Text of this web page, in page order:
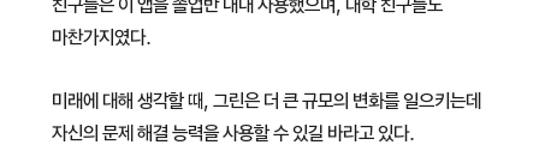
친구들은 이 앱을 졸업반 내내 사용했으며, 대학 친구들도
마찬가지였다.
미래에 대해 생각할 때, 그린은 더 큰 규모의 변화를 일으키는데
자신의 문제 해결 능력을 사용할 수 있길 바라고 있다.